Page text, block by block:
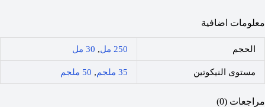
معلومات اضافية
الحجم 250 مل , 30 مل
مستوى النيكوتين 35 ملجم , 50 ملجم
مراجعات (0)